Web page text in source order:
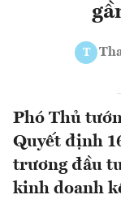
T
Phó Thủ
Quyết định
trương đầu
kinh doanh